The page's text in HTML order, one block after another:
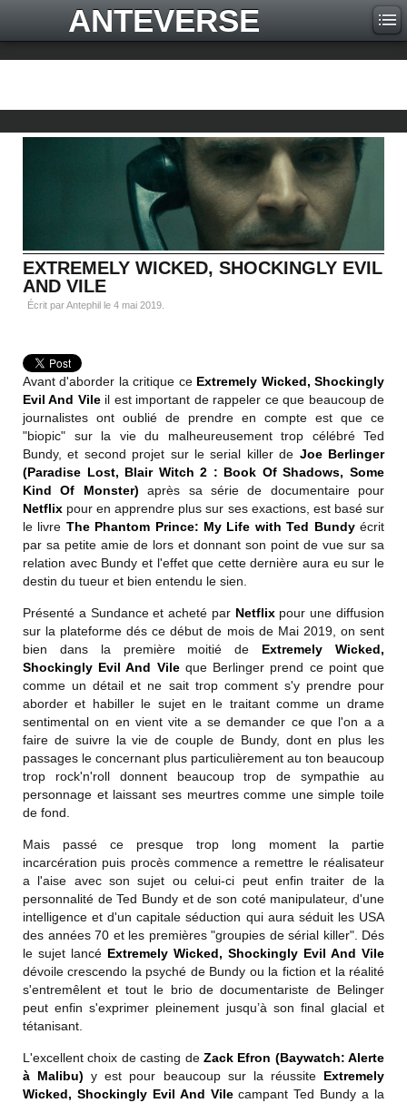
ANTEVERSE
EXTREMELY WICKED, SHOCKINGLY EVIL
AND VILE
Écrit par Antephil le 4 mai 2019
Avant d'aborder la critique ce Extremely Wicked, Shockingly
Evil And Vileil est important de rappeler ce que beaucoup de
journalistes ont oublié de prendre en compte est que ce
"biopic" sur la vie du malheureusement trop célébré Ted
Bundy, et second projet sur le serial killer de Joe Berlinger
(Paradise Lost, Blair Witch 2 : Book Of Shadows, Some
Kind Of Monster) après sa série de documentaire pour
Netflix pour en apprendre plus sur ses exactions, est basé sur
le livre The Phantom Prince: My Life with Ted Bundyécrit
par sa petite amie de lors et donnant son point de vue sur sa
relation avec Bundy et l'effet que cette dernière aura eu sur le
destin du tueur et bien entendu le sien.
Présenté a Sundance et acheté par Netflixpour une diffusion
sur la plateforme dés ce début de mois de Mai 2019, on sent
bien dans la première moitié de Extremely Wicked,
Shockingly Evil And Vileque Berlinger prend ce point que
comme un détail et ne sait trop comment s'y prendre pour
aborder et habiller le sujet en le traitant comme un drame
sentimental on en vient vite a se demander ce que l'on a a
faire de suivre la vie de couple de Bundy, dont en plus les
passages le concernant plus particulièrement au ton beaucoup
trop rock'n'roll donnent beaucoup trop de sympathie au
personnage et laissant ses meurtres comme une simple toile
de fond.
Mais passé ce presque trop long moment la partie
incarcération puis procès commence a remettre le réalisateur
a l'aise avec son sujet ou celui-ci peut enfin traiter de la
personnalité de Ted Bundy et de son coté manipulateur, d'une
intelligence et d'un capitale séduction qui aura séduit les USA
des années 70 et les premières "groupies de sérial killer". Dés
le sujet lancé Extremely Wicked, Shockingly Evil And Vile
dévoile crescendo la psyché de Bundy ou la fiction et la réalité
s'entremêlent et tout le brio de documentariste de Belinger
peut enfin s'exprimer pleinement jusqu’à son final glacial et
tétanisant.
L'excellent choix de casting deZack Efron (Baywatch: Alerte
à Malibu) y est pour beaucoup sur la réussite Extremely
Wicked, Shockingly Evil And Vilecampant Ted Bundy a la